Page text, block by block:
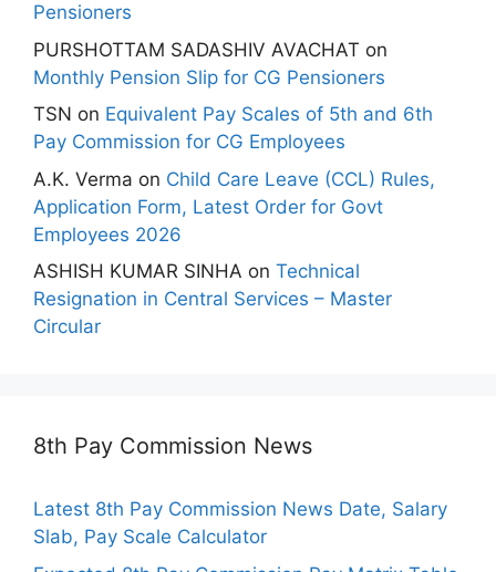
Pensioners
PURSHOTTAM SADASHIV AVACHAT on
Monthly Pension Slip for CG Pensioners
TSN on Equivalent Pay Scales of 5th and 6th
Pay Commission for CG Employees
A.K. Verma on Child Care Leave (CCL) Rules,
Application Form, Latest Order for Govt
Employees 2026
ASHISH KUMAR SINHA on Technical
Resignation in Central Services – Master
Circular
8th Pay Commission News
Latest 8th Pay Commission News Date, Salary
Slab, Pay Scale Calculator